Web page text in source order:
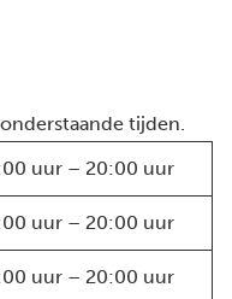
tijden.
uur – 20:00 uur
uur – 20:00 uur
uur – 20:00 uur